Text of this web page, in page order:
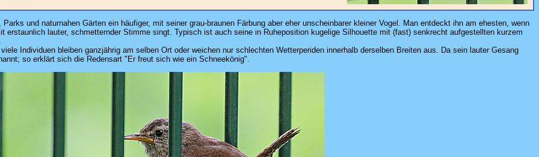
und naturnahen Gärten ein häufiger, mit seiner grau-braunen Färbung aber eher unscheinbarer kleiner Vogel. Man entdeckt ihn am ehesten, wenn
lauter, schmetternder Stimme singt. Typisch ist auch seine in Ruheposition kugelige Silhouette mit (fast) senkrecht aufgestellten kurzem
Individuen bleiben ganzjährig am selben Ort oder weichen nur schlechten Wetterperiden innerhalb derselben Breiten aus. Da sein lauter Gesang
so erklärt sich die Redensart "Er freut sich wie ein Schneekönig".